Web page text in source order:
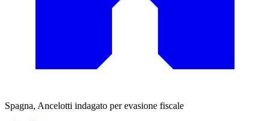
Spagna, Ancelotti indagato per evasione fiscale